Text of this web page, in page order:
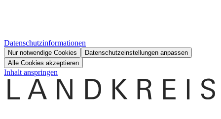
Datenschutzinformationen
Nur notwendige Cookies
Datenschutzeinstellungen anpassen
Alle Cookies akzeptieren
Inhalt anspringen